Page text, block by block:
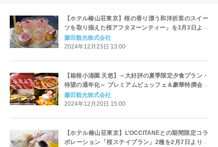
【ホテル椿山荘東京】桜の香り漂う和洋折衷のスイー
ツを取り揃えた桜アフタヌーンティー」を3月3日より
スタート
藤田観光株式会社
2024年12月23日 13:00
【箱根小涌園 天悠】～大好評の夏季限定夕食プラン・
待望の通年化～ プレミアムビュッフェ＆豪華特撰会席
「悠然」誕生
藤田観光株式会社
2024年12月20日 15:00
【ホテル椿山荘東京】L’OCCITANEとの期間限定コラ
ボレーション「桜ステイプラン」2種を2月7日よりご